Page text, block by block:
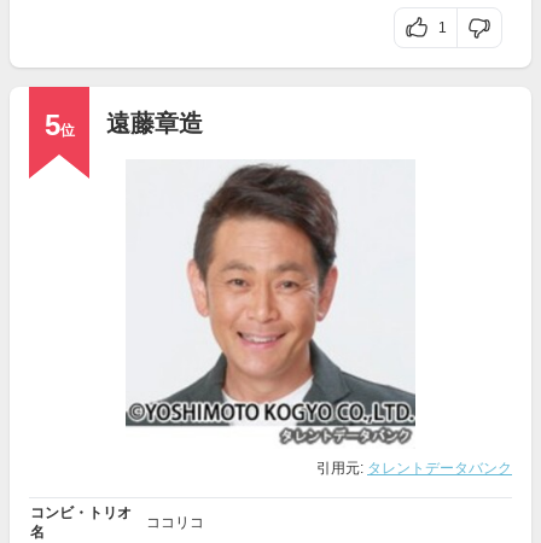
1
5位 遠藤章造
引用元: タレントデータバンク
コンビ・トリオ
名
ココリコ